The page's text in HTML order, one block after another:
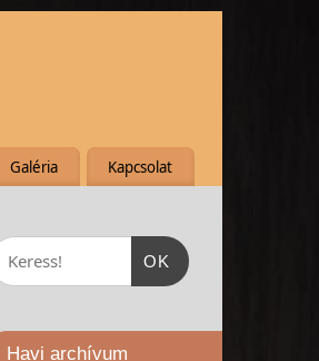
Galéria Kapcsolat
OK
Havi archívum